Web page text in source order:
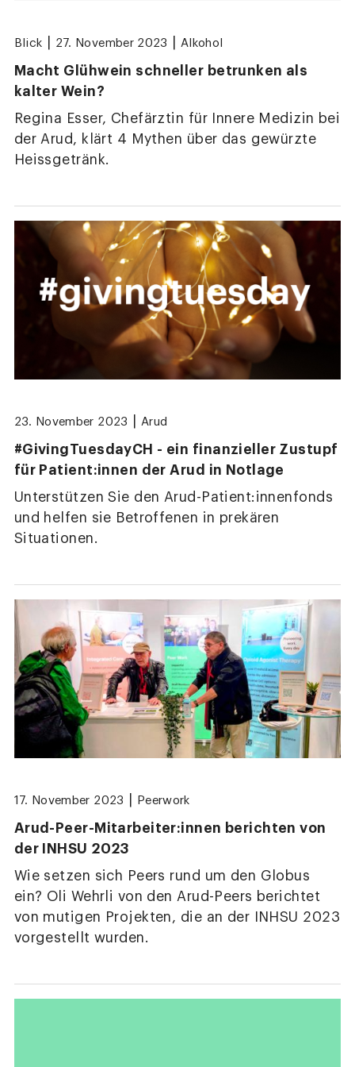
Blick 27. November 2023 Alkohol
Macht Glühwein schneller betrunken als
kalter Wein?
Regina Esser, Chefärztin für Innere Medizin bei
der Arud, klärt 4 Mythen über das gewürzte
Heissgetränk.
23. November 2023 Arud
#GivingTuesdayCH - ein finanzieller Zustupf
für Patient:innen der Arud in Notlage
Unterstützen Sie den Arud-Patient:innenfonds
und helfen sie Betroffenen in prekären
Situationen.
17. November 2023 Peerwork
Arud-Peer-Mitarbeiter:innen berichten von
der INHSU 2023
Wie setzen sich Peers rund um den Globus
ein? Oli Wehrli von den Arud-Peers berichtet
von mutigen Projekten, die an der INHSU 2023
vorgestellt wurden.